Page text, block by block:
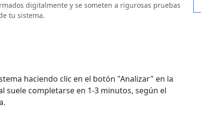
digitalmente y se someten a rigurosas pruebas
tu sistema.
haciendo clic en el botón "Analizar" en la
suele completarse en 1-3 minutos, según el